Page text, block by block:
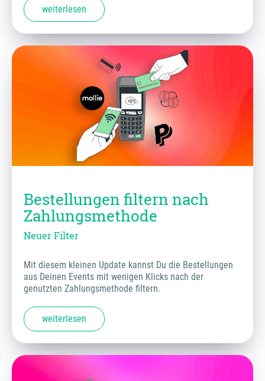
weiterlesen
Bestellungen filtern nach
Zahlungsmethode
Neuer Filter
Mit diesem kleinen Update kannst Du die Bestellungen
aus Deinen Events mit wenigen Klicks nach der
genutzten Zahlungsmethode filtern.
weiterlesen